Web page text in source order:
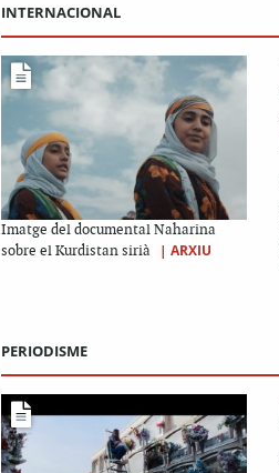
INTERNACIONAL
Imatge del documental Naharina
sobre el Kurdistan sirià
| ARXIU
PERIODISME